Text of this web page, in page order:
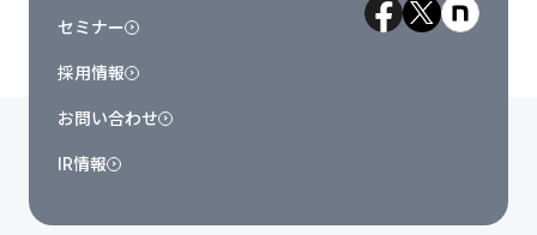
セミナー
採用情報
お問い合わせ
IR情報